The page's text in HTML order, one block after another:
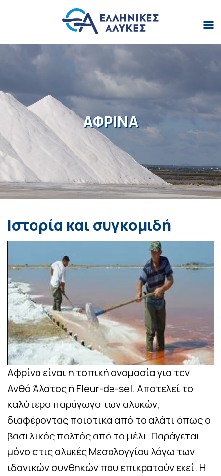
ΑΦΡΙΝΑ
Ιστορία και συγκομιδή
Αφρίνα είναι η τοπική ονομασία για τον
Ανθό Άλατος ή Fleur-de-sel. Αποτελεί το
καλύτερο παράγωγο των αλυκών,
διαφέροντας ποιοτικά από το αλάτι όπως ο
βασιλικός πολτός από το μέλι. Παράγεται
μόνο στις αλυκές Μεσολογγίου λόγω των
ιδανικών συνθηκών που επικρατούν εκεί. Η